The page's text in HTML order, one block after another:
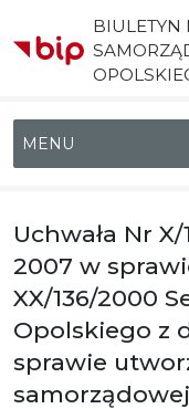
BIULETYN
Menu główne
Uchwała Nr
2007 w
XX/136/2000
Opolskiego z
sprawie